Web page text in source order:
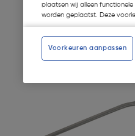
plaatsen wij alleen functionele
worden geplaatst. Deze
Voorkeuren aanpassen